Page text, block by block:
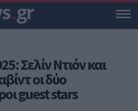
.gr
Σελίν Ντιόν και
οι δύο
guest stars